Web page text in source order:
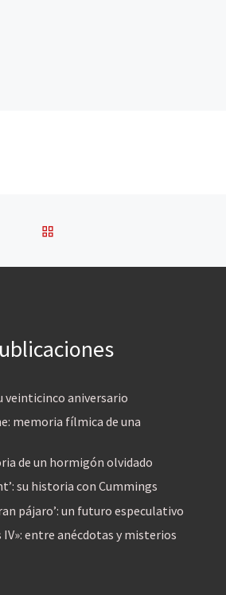
veinticinco aniversario
memoria fílmica de una
de un hormigón olvidado
su historia con Cummings
pájaro’: un futuro especulativo
IV»: entre anécdotas y misterios